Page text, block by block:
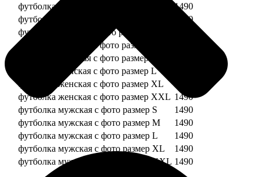
футболка детская с фото рост 118 см
1490
футболка детская с фото рост 128 см
1490
футболка детская с фото рост 134 см
футболка женская с фото размер S
футболка женская с фото размер M
футболка женская с фото размер L
футболка женская с фото размер XL
футболка женская с фото размер XXL 1490
футболка мужская с фото размер S
1490
футболка мужская с фото размер M
1490
футболка мужская с фото размер L
1490
футболка мужская с фото размер XL
1490
футболка мужская с фото размер XXL 1490